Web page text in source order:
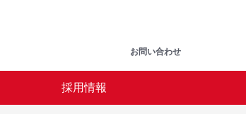
採用情報
お問い合わせ